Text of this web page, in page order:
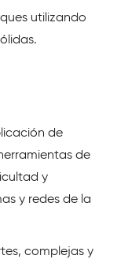
utilizando
de
de
y
y redes de la
complejas y